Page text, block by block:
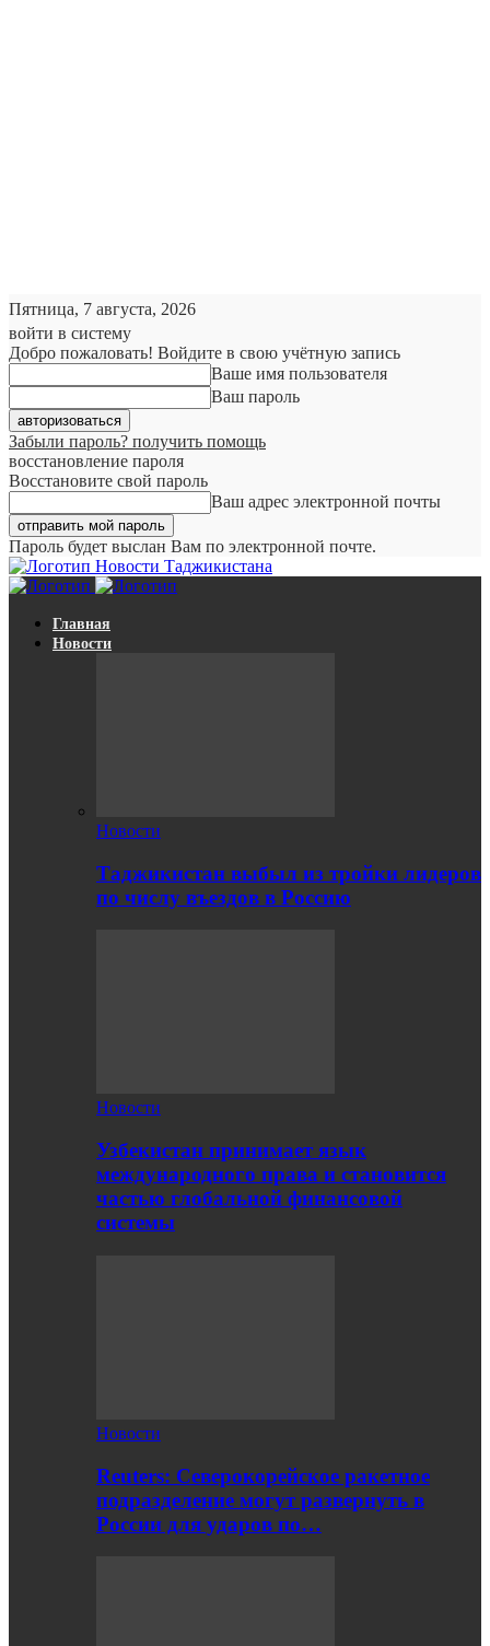
Пятница, 7 августа, 2026
войти в систему
Добро пожаловать! Войдите в свою учётную запись
Ваше имя пользователя
Ваш пароль
Забыли пароль? получить помощь
восстановление пароля
Восстановите свой пароль
Ваш адрес электронной почты
Пароль будет выслан Вам по электронной почте.
Новости Таджикистана
Главная
Новости
Новости
Таджикистан выбыл из тройки лидеров
по числу въездов в Россию
Новости
Узбекистан принимает язык
международного права и становится
частью глобальной финансовой
системы
Новости
Reuters: Северокорейское ракетное
подразделение могут развернуть в
России для ударов по…